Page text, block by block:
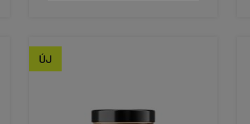
ÚJ